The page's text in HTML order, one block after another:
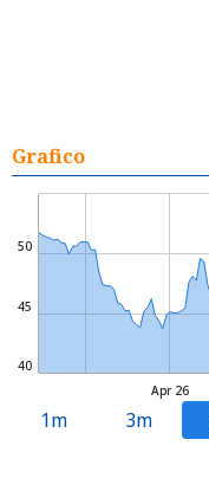
Grafico
Apr 26
40
45
50
1m 3m